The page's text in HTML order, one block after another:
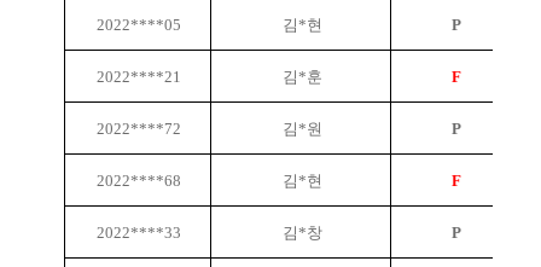
2022****05 김*현 P
2022****21 김*훈 F
2022****72 김*원 P
2022****68 김*현 F
2022****33 김*창 P